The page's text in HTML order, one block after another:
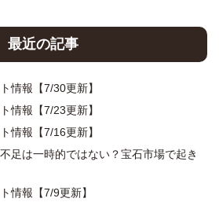
最近の記事
情報【7/30更新】
情報【7/23更新】
情報【7/16更新】
足は一時的ではない？宝石市場で起き
情報【7/9更新】